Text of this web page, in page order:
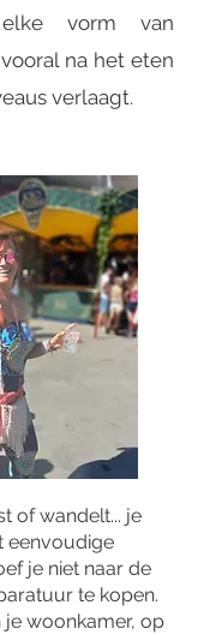
vorm van
na het eten
verlaagt.
of wandelt... je
eenvoudige
je niet naar de
te kopen.
je woonkamer, op